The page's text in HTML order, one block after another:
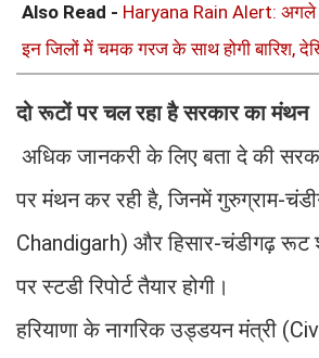
Also Read - Haryana Rain Alert: अगले
इन जिलों में चमक गरज के साथ होगी बारिश,
दो रूटों पर चल रहा है सरकार का मंथन
अधिक जानकरी के लिए बता दे की
पर मंथन कर रही है, जिनमें गुरुग्राम-
Chandigarh) और हिसार-चंडीगढ़ रूट
पर स्टडी रिपोर्ट तैयार होगी।
हरियाणा के नागरिक उड्डयन मंत्री